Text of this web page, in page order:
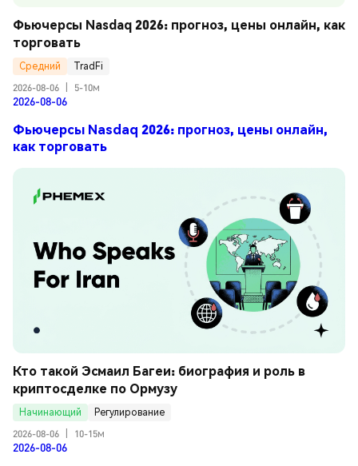
Фьючерсы Nasdaq 2026: прогноз, цены онлайн, как
торговать
Средний
TradFi
2026-08-06
5-10м
2026-08-06
Фьючерсы Nasdaq 2026: прогноз, цены онлайн,
как торговать
Кто такой Эсмаил Багеи: биография и роль в
криптосделке по Ормузу
Начинающий
Регулирование
2026-08-06
10-15м
2026-08-06